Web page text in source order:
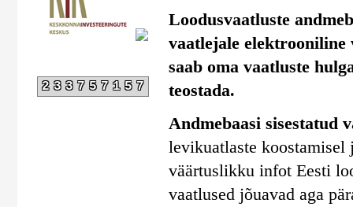
233757157
Loodusvaatluste
vaatlejale
saab oma vaatluste
teostada.
Andmebaasi sisestatud
levikuatlaste koostamisel
väärtuslikku infot Eesti
vaatlused jõuavad aga